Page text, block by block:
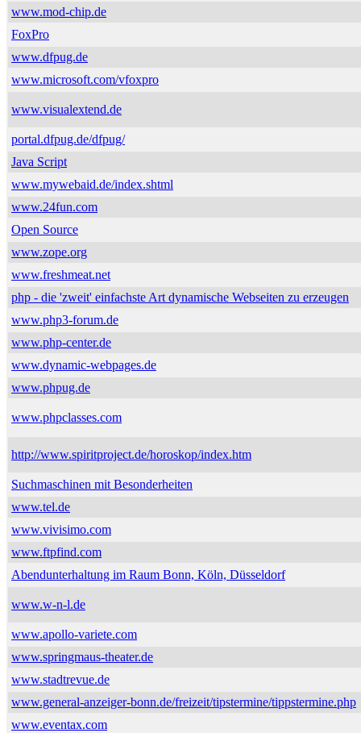
www.mod-chip.de
FoxPro
www.dfpug.de
www.microsoft.com/vfoxpro
www.visualextend.de
portal.dfpug.de/dfpug/
Java Script
www.mywebaid.de/index.shtml
www.24fun.com
Open Source
www.zope.org
www.freshmeat.net
php - die 'zweit' einfachste Art dynamische Webseiten zu erzeugen
www.php3-forum.de
www.php-center.de
www.dynamic-webpages.de
www.phpug.de
www.phpclasses.com
http://www.spiritproject.de/horoskop/index.htm
Suchmaschinen mit Besonderheiten
www.tel.de
www.vivisimo.com
www.ftpfind.com
Abendunterhaltung im Raum Bonn, Köln, Düsseldorf
www.w-n-l.de
www.apollo-variete.com
www.springmaus-theater.de
www.stadtrevue.de
www.general-anzeiger-bonn.de/freizeit/tipstermine/tippstermine.php
www.eventax.com